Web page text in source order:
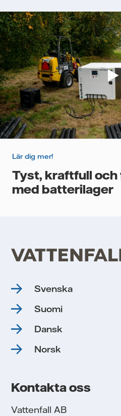
Lär dig mer!
Tyst, kraftfull
med batterilager
Svenska
Suomi
Dansk
Norsk
Kontakta oss
Vattenfall AB